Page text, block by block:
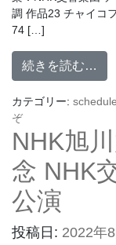
調 作品23 チャイコ
74 […]
続きを読む…
カテゴリー: schedule
ぞ
NHK旭
念 NHK
公演
投稿日: 2022年